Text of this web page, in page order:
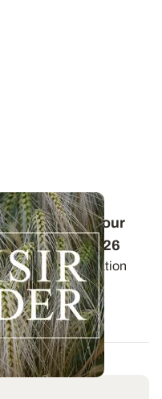
des guides pour
printemps 2026
de fertilisation